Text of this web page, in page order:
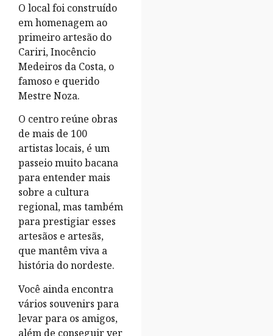
O local foi construído
em homenagem ao
primeiro artesão do
Cariri, Inocêncio
Medeiros da Costa, o
famoso e querido
Mestre Noza.
O centro reúne obras
de mais de 100
artistas locais, é um
passeio muito bacana
para entender mais
sobre a cultura
regional, mas também
para prestigiar esses
artesãos e artesãs,
que mantêm viva a
história do nordeste.
Você ainda encontra
vários souvenirs para
levar para os amigos,
além de conseguir ver